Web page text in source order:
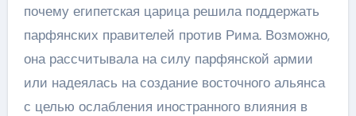
почему египетская царица решила поддержать
парфянских правителей против Рима. Возможно,
она рассчитывала на силу парфянской армии
или надеялась на создание восточного альянса
с целью ослабления иностранного влияния в